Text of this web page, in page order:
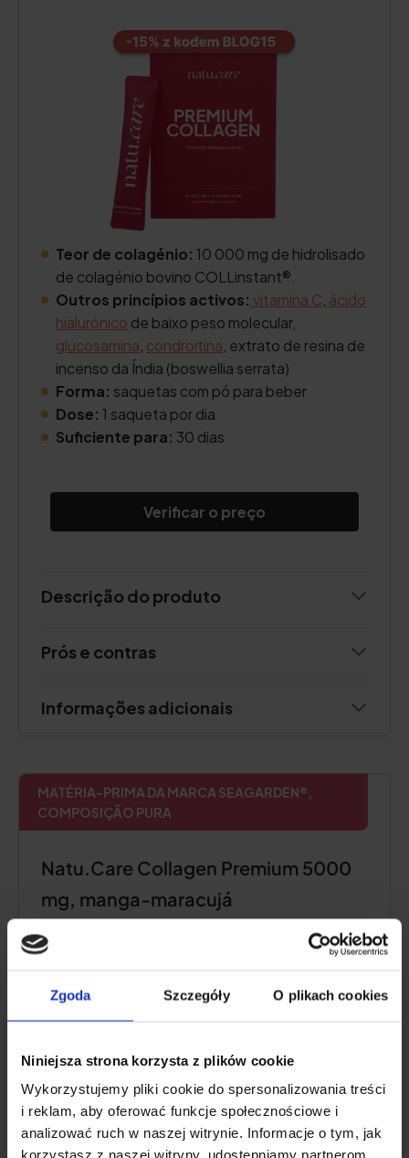
Zgoda Szczegóły O plikach cookies
Niniejsza strona korzysta z plików cookie
Wykorzystujemy pliki cookie do spersonalizowania treści
i reklam, aby oferować funkcje społecznościowe i
analizować ruch w naszej witrynie. Informacje o tym, jak
korzystasz z naszej witryny, udostępniamy partnerom
Teor de colagénio: 10 000 mg de hidrolisado
de colagénio bovino COLLinstant®.
Outros princípios activos: vitamina C ácido
hialurónico de baixo peso molecular,
glucosamina condroitina , extrato de resina de
incenso da Índia (boswellia serrata)
Forma: saquetas com pó para beber
Dose: 1 saqueta por dia
Suficiente para: 30 dias
Verificar o preço
Descrição do produto
Prós e contras
Informações adicionais
MATÉRIA-PRIMA DA MARCA SEAGARDEN®,
COMPOSIÇÃO PURA
Natu.Care Collagen Premium 5000
mg, manga-maracujá